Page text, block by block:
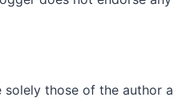
those of the